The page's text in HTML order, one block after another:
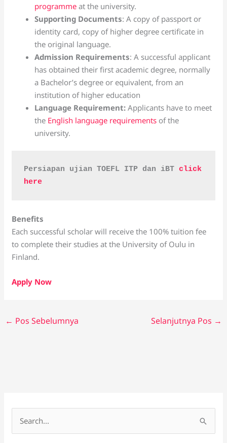
programme at the university.
Supporting Documents: A copy of passport or
identity card, copy of higher degree certificate in
the original language.
Admission Requirements: A successful applicant
has obtained their first academic degree, normally
a Bachelor’s degree or equivalent, from an
institution of higher education
Language Requirement:Applicants have to meet
the English language requirements of the
university.
Persiapan ujian TOEFL ITP dan iBT click
here
Benefits
Each successful scholar will receive the 100% tuition fee
to complete their studies at the University of Oulu in
Finland.
Apply Now
← Pos Sebelumnya Selanjutnya Pos →